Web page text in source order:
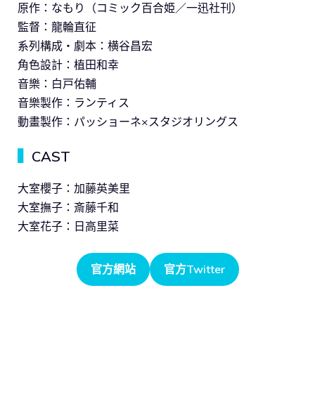
原作：なもり（コミック百合姫／一迅社刊）
監督：龍輪直征
系列構成・劇本：横谷昌宏
角色設計：植田和幸
音樂：白戸佑輔
音樂製作：ランティス
動畫製作：パッショーネ×スタジオリングス
CAST
大室櫻子：加藤英美里
大室撫子：斎藤千和
大室花子：日高里菜
官方網站 官方Twitter